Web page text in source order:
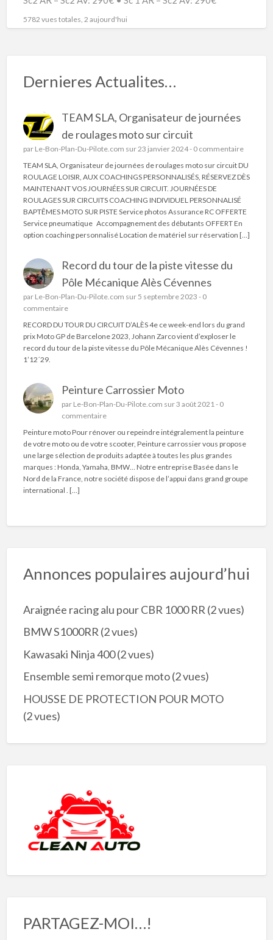
5782 vues totales, 2 aujourd'hui
Dernieres Actualites…
TEAM SLA, Organisateur de journées
de roulages moto sur circuit
par Le-Bon-Plan-Du-Pilote.com sur 23 janvier 2024 - 0 commentaire
TEAM SLA, Organisateur de journées de roulages moto sur circuit DU
ROULAGE LOISIR, AUX COACHINGS PERSONNALISÉS, RÉSERVEZ DÈS
MAINTENANT VOS JOURNÉES SUR CIRCUIT. JOURNÉES DE
ROULAGES SUR CIRCUITS COACHING INDIVIDUEL PERSONNALISÉ
BAPTÊMES MOTO SUR PISTE Service photos Assurance RC OFFERTE
Service pneumatique Accompagnement des débutants OFFERT En
option coaching personnalisé Location de matériel sur réservation […]
Record du tour de la piste vitesse du
Pôle Mécanique Alès Cévennes
par Le-Bon-Plan-Du-Pilote.com sur 5 septembre 2023 - 0
commentaire
RECORD DU TOUR DU CIRCUIT D’ALÈS 4e ce week-end lors du grand
prix Moto GP de Barcelone 2023, Johann Zarco vient d’exploser le
record du tour de la piste vitesse du Pôle Mécanique Alès Cévennes !
1’12´29.
Peinture Carrossier Moto
par Le-Bon-Plan-Du-Pilote.com sur 3 août 2021 - 0
commentaire
Peinture moto Pour rénover ou repeindre intégralement la peinture
de votre moto ou de votre scooter, Peinture carrossier vous propose
une large sélection de produits adaptée à toutes les plus grandes
marques : Honda, Yamaha, BMW… Notre entreprise Basée dans le
Nord de la France, notre société dispose de l’appui dans grand groupe
international . […]
Annonces populaires aujourd’hui
Araignée racing alu pour CBR 1000 RR (2 vues)
BMW S1000RR (2 vues)
Kawasaki Ninja 400(2 vues)
Ensemble semi remorque moto(2 vues)
HOUSSE DE PROTECTION POUR MOTO
(2 vues)
PARTAGEZ-MOI…!